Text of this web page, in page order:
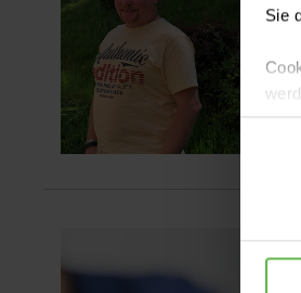
Sie
Es